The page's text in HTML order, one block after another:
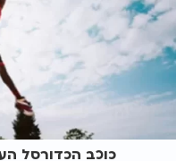
כוכב הכדורסל